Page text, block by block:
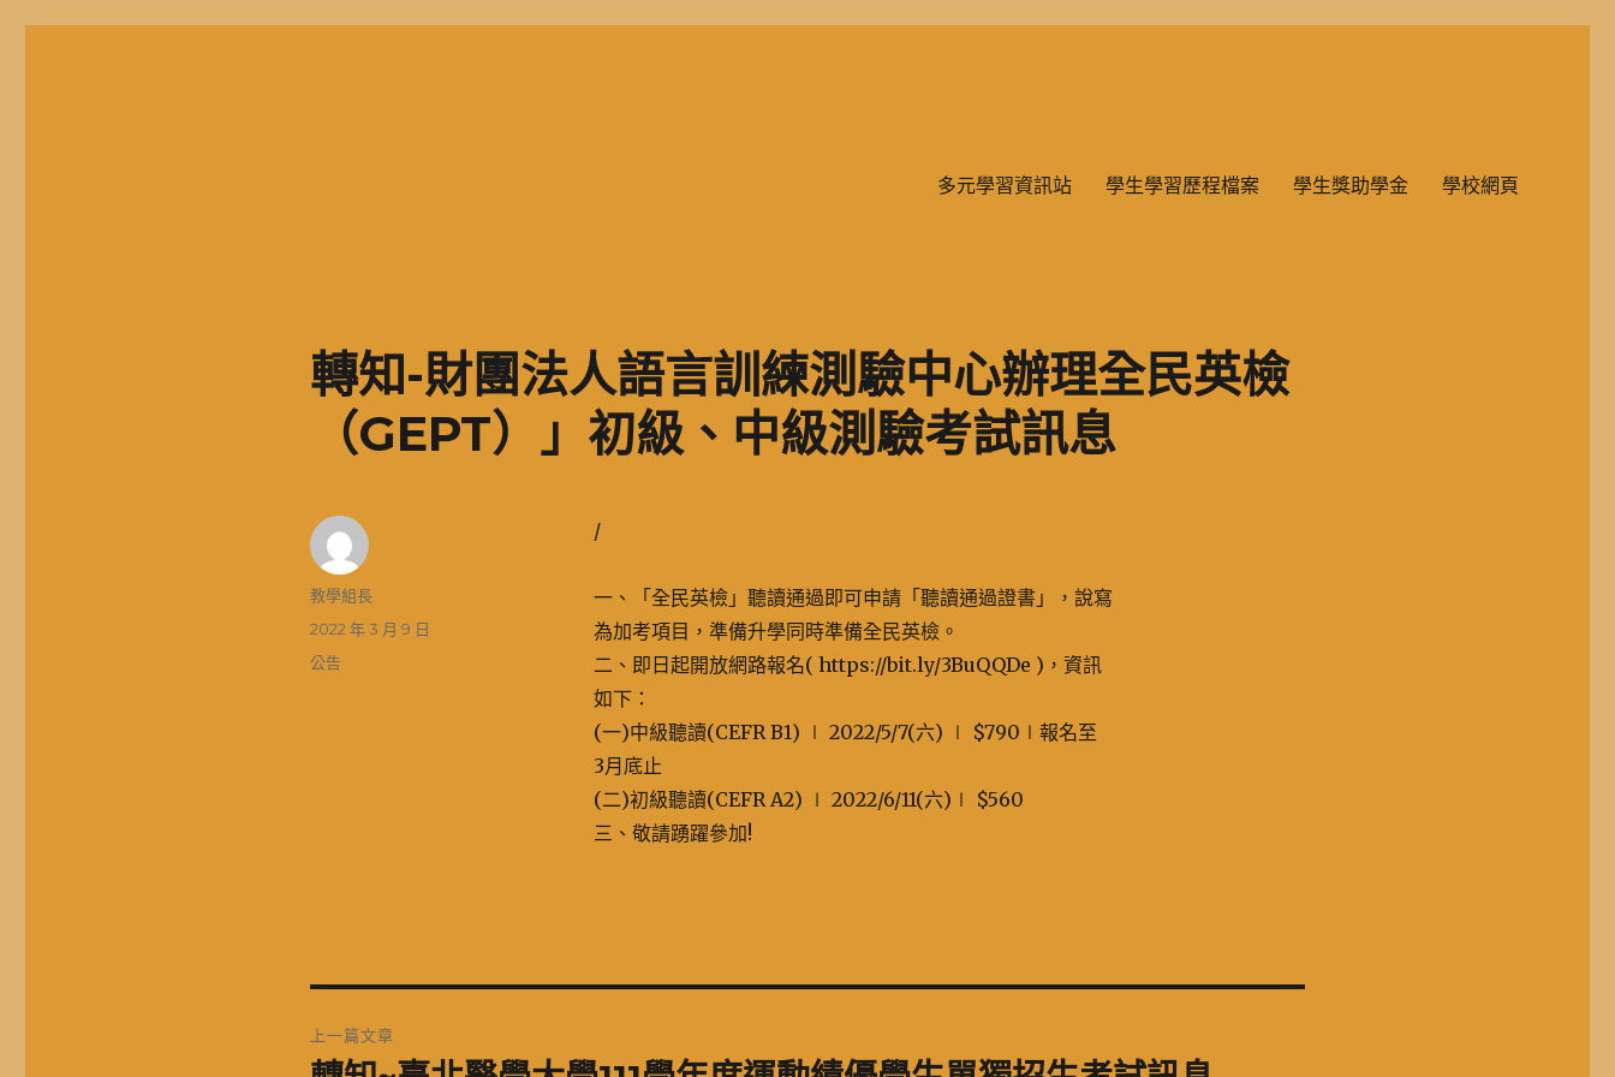
多元學習資訊站 學生學習歷程檔案 學生獎助學金 學校網頁
轉知-財團法人語言訓練測驗中心辦理全民英檢
（GEPT）」初級、中級測驗考試訊息
/
一、「全民英檢」聽讀通過即可申請「聽讀通過證書」，說寫
為加考項目，準備升學同時準備全民英檢。
二、即日起開放網路報名( https://bit.ly/3BuQQDe )，資訊
如下：
(一)中級聽讀(CEFR B1) ∣ 2022/5/7(六) ∣ $790∣報名至
3月底止
(二)初級聽讀(CEFR A2) ∣ 2022/6/11(六)∣ $560
三、敬請踴躍參加!
作
教學組長
發
佈
2022 年 3 月 9 日
分
公告
章
上一篇文章
上